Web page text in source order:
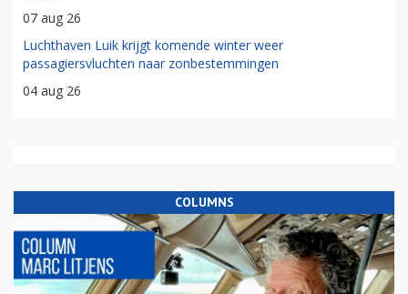
07 aug 26
Luchthaven Luik krijgt komende winter weer
passagiersvluchten naar zonbestemmingen
04 aug 26
COLUMNS